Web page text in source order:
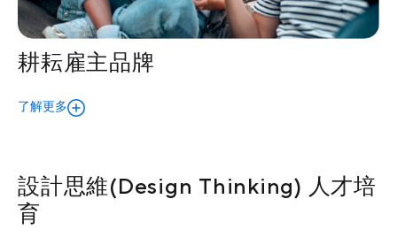
耕耘雇主品牌
了解更多
設計思維(Design Thinking) 人才培
育